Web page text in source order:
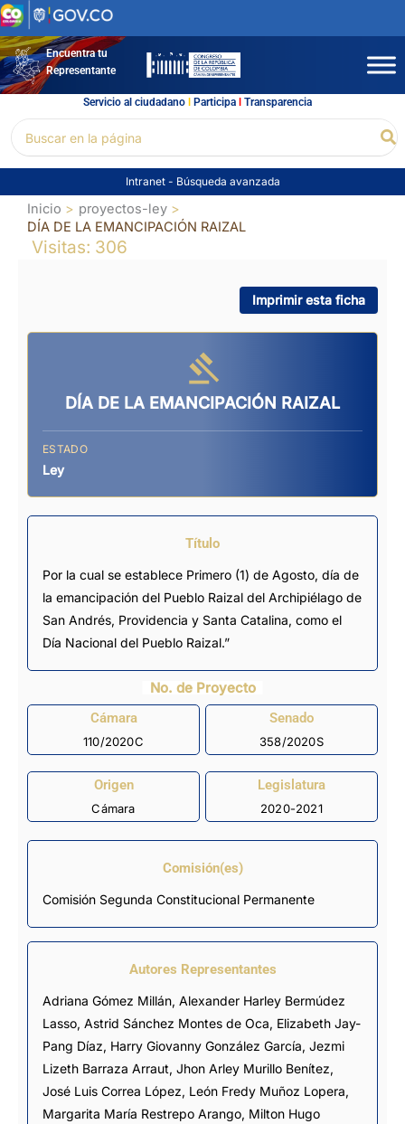
Ir
al
contenidoEncuentra tu
Representante
Servicio al ciudadano l Participal Transparencia
por:
Intranet - Búsqueda avanzada
Inicio
proyectos-ley
DÍA DE LA EMANCIPACIÓN RAIZAL
Visitas: 306
Imprimir esta ficha
DÍA DE LA EMANCIPACIÓN RAIZAL
ESTADO
Ley
Título
Por la cual se establece Primero (1) de Agosto, día de
la emancipación del Pueblo Raizal del Archipiélago de
San Andrés, Providencia y Santa Catalina, como el
Día Nacional del Pueblo Raizal.”
No. de Proyecto
Cámara
110/2020C
Senado
358/2020S
Origen
Cámara
Legislatura
2020-2021
Comisión(es)
Comisión Segunda Constitucional Permanente
Autores Representantes
Adriana Gómez Millán, Alexander Harley Bermúdez
Lasso, Astrid Sánchez Montes de Oca, Elizabeth Jay-
Pang Díaz, Harry Giovanny González García, Jezmi
Lizeth Barraza Arraut, Jhon Arley Murillo Benítez,
José Luis Correa López, León Fredy Muñoz Lopera,
Margarita María Restrepo Arango, Milton Hugo